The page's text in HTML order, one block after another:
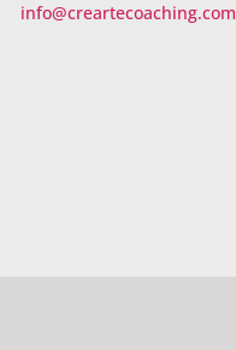
info@creartecoaching.com